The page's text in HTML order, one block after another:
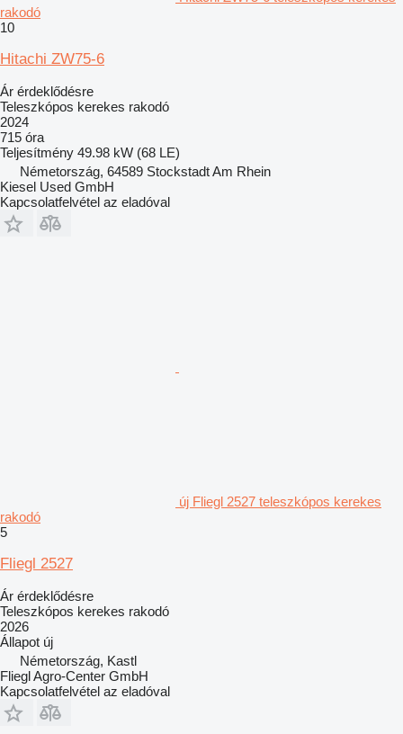
rakodó
10
Hitachi ZW75-6
Ár érdeklődésre
Teleszkópos kerekes rakodó
2024
715 óra
Teljesítmény 49.98 kW (68 LE)
Németország, 64589 Stockstadt Am Rhein
Kiesel Used GmbH
Kapcsolatfelvétel az eladóval
új Fliegl 2527 teleszkópos kerekes
rakodó
5
Fliegl 2527
Ár érdeklődésre
Teleszkópos kerekes rakodó
2026
Állapot új
Németország, Kastl
Fliegl Agro-Center GmbH
Kapcsolatfelvétel az eladóval